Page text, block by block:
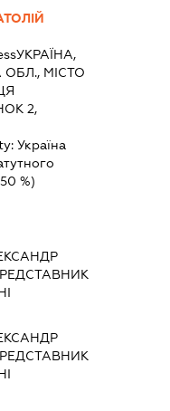
УКРАЇНА,
ОБЛ., МІСТО
2,
Україна
%)